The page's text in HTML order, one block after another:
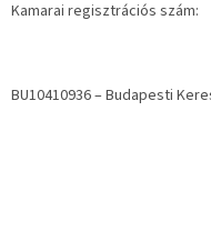
Kamarai regisztrációs szám:
BU10410936 – Budapesti